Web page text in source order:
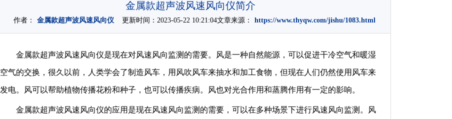
金属款超声波风速风向仪简介
作者： 金属款超声波风速风向仪更新时间：2023-05-22 10:21:04文章来源： https://www.thyqw.com/jishu/1083.html
金属款超声波风速风向仪是现在对风速风向监测的需要。风是一种自然能源，可以促进干冷空气和暖湿
空气的交换，很久以前，人类学会了制造风车，用风吹风车来抽水和加工食物，但现在人们仍然使用风车来
发电。风可以帮助植物传播花粉和种子，也可以传播疾病。风也对光合作用和蒸腾作用有一定的影响。
金属款超声波风速风向仪的应用是现在风速风向监测的需要，可以在多种场景下进行风速风向监测。风